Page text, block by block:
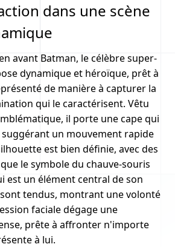
dans une scène
avant Batman, le célèbre super-
dynamique et héroïque, prêt à
de manière à capturer la
qui le caractérisent. Vêtu
il porte une cape qui
un mouvement rapide
est bien définie, avec des
le symbole du chauve-souris
est un élément central de son
tendus, montrant une volonté
faciale dégage une
prête à affronter n'importe
à lui.